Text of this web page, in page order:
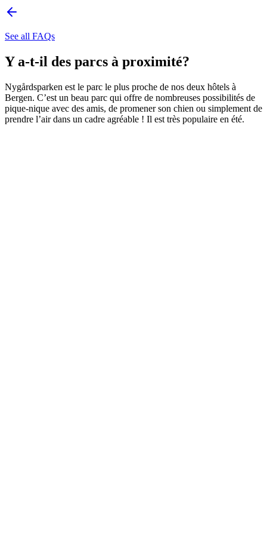
See all FAQs
Y a-t-il des parcs à proximité?
Nygårdsparken est le parc le plus proche de nos deux hôtels à
Bergen. C’est un beau parc qui offre de nombreuses possibilités de
pique-nique avec des amis, de promener son chien ou simplement de
prendre l’air dans un cadre agréable ! Il est très populaire en été.